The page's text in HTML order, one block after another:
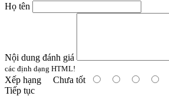
Họ tên
Nội dung đánh giá
các định dạng HTML!
Xếp hạng Chưa tốt
Tiếp tục